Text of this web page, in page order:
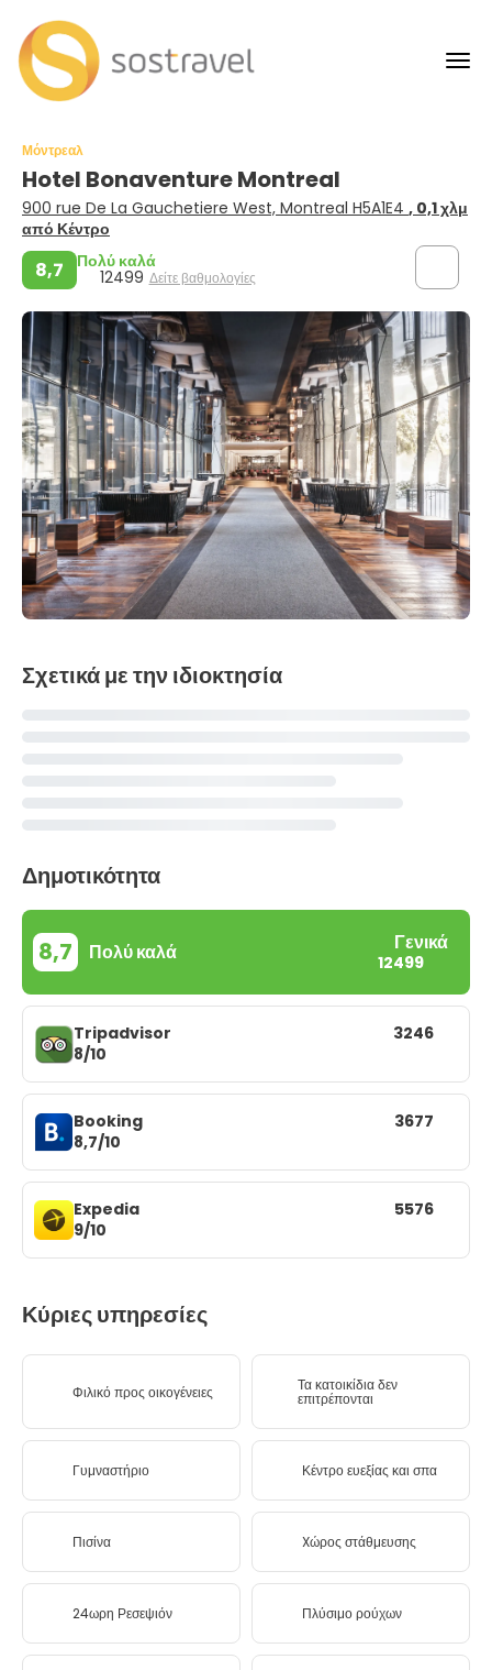
Μόντρεαλ
Hotel Bonaventure Montreal
900 rue De La Gauchetiere West, Montreal H5A1E4 , 0,1 χλμ
από Κέντρο
8,7 Πολύ καλά
12499 Δείτε βαθμολογίες
Σχετικά με την ιδιοκτησία
Δημοτικότητα
8,7 Πολύ καλά Γενικά
12499
Tripadvisor
8/10
3246
Booking
8,7/10
3677
Expedia
9/10
5576
Κύριες υπηρεσίες
Φιλικό προς οικογένειες Τα κατοικίδια δεν
επιτρέπονται
Γυμναστήριο Κέντρο ευεξίας και σπα
Πισίνα Xώρος στάθμευσης
24ωρη Ρεσεψιόν Πλύσιμο ρούχων